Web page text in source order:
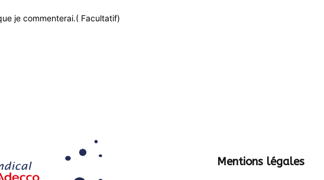
je commenterai.( Facultatif)
Mentions légales